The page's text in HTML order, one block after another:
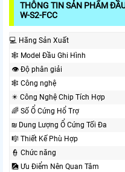
THÔNG TIN SẢN PHẨM
W-S2-FCC
💻 Hãng Sản Xuất
🕸️ Model Đầu Ghi Hình
👁 Độ phân giải
🕸 Công nghệ
✴️ Công Nghệ Chip Tích Hợp
🌈 Số Ổ Cứng Hổ Trợ
₪ Dung Lượng Ổ Cứng Tối Đa
🎼️ Thiết Kế Phù Hợp
👮 Chức năng
🎑 Ưu Điểm Nên Quan Tâm